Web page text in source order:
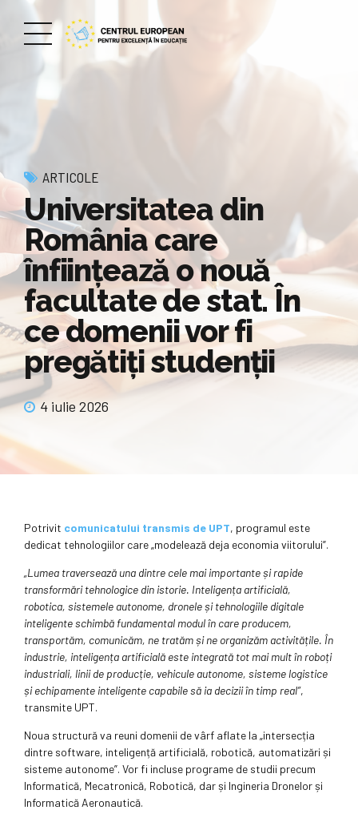
ARTICOLE
Universitatea din
România care
înfiinţează o nouă
facultate de stat. În
ce domenii vor fi
pregătiţi studenţii
4 iulie 2026
Potrivit comunicatului transmis de UPT, programul este
dedicat tehnologiilor care „modelează deja economia viitorului”.
„Lumea traversează una dintre cele mai importante și rapide
transformări tehnologice din istorie. Inteligența artificială,
robotica, sistemele autonome, dronele și tehnologiile digitale
inteligente schimbă fundamental modul în care producem,
transportăm, comunicăm, ne tratăm și ne organizăm activitățile. În
industrie, inteligența artificială este integrată tot mai mult în roboți
industriali, linii de producție, vehicule autonome, sisteme logistice
și echipamente inteligente capabile să ia decizii în timp real”,
transmite UPT.
Noua structură va reuni domenii de vârf aflate la „intersecția
dintre software, inteligență artificială, robotică, automatizări și
sisteme autonome”. Vor fi incluse programe de studii precum
Informatică, Mecatronică, Robotică, dar și Ingineria Dronelor și
Informatică Aeronautică.